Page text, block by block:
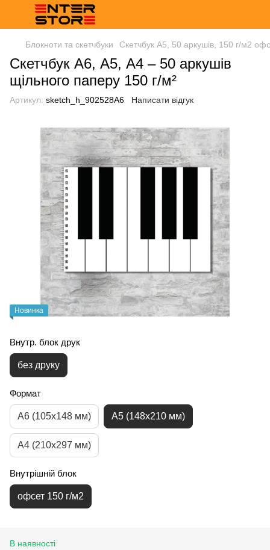
Блокноти та скетчбуки Скетчбук A5, 50 аркушів, 150 г/м2
Скетчбук А6, А5, А4 – 50 аркушів
щільного паперу 150 г/м²
Артикул: sketch_h_902528А6 Написати відгук
Новинка
Внутр. блок друк
без друку
Формат
А6 (105х148 мм) А5 (148х210 мм)
А4 (210х297 мм)
Внутрішній блок
офсет 150 г/м2
В наявності